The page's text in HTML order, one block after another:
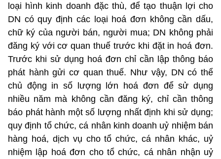
loại hình kinh doanh đặc thù, để tạo thuận lợi cho
DN có quy định các loại hoá đơn không cần dấu,
chữ ký của người bán, người mua; DN không phải
đăng ký với cơ quan thuế trước khi đặt in hoá đơn.
Trước khi sử dụng hoá đơn chỉ cần lập thông báo
phát hành gửi cơ quan thuế. Như vậy, DN có thể
chủ động in số lượng lớn hoá đơn để sử dụng
nhiều năm mà không cần đăng ký, chỉ cần thông
báo phát hành một số lượng nhất định khi sử dụng;
quy định tổ chức, cá nhân kinh doanh uỷ nhiệm bán
hàng hoá, dịch vụ cho tổ chức, cá nhân khác, uỷ
nhiệm lập hoá đơn cho tổ chức, cá nhân nhận uỷ